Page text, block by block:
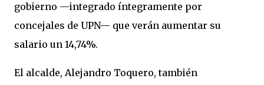
gobierno —integrado íntegramente por
concejales de UPN— que verán aumentar su
salario un 14,74%.
El alcalde, Alejandro Toquero, también